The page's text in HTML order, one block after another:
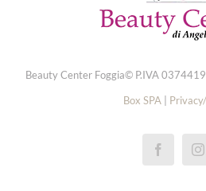
Beauty Center Foggia© P.IVA
Box SPA|